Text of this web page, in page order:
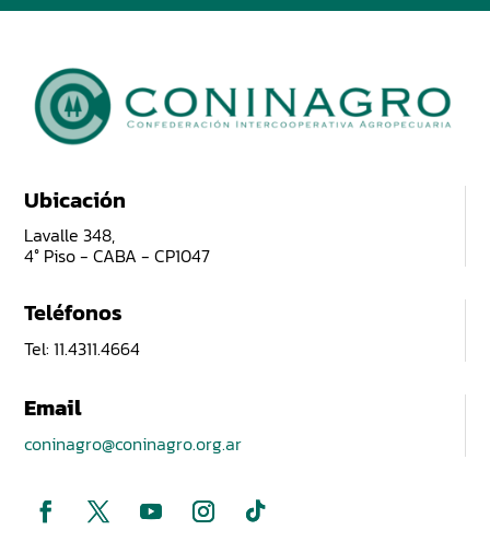
Ubicación
Lavalle 348,
4° Piso - CABA - CP1047
Teléfonos
Tel: 11.4311.4664
Email
coninagro@coninagro.org.ar